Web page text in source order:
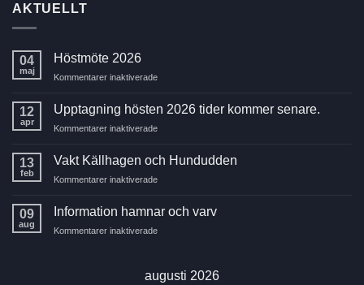
AKTUELLT
04
maj
Höstmöte 2026
Kommentarer inaktiveradeför
2026
12
apr
Upptagning hösten 2026 tider kommer senare.
Kommentarer inaktiveradeför
hösten
tider
senare.
13
feb
Vakt Källhagen och Hundudden
Kommentarer inaktiveradeför
Källhagen
Hundudden
09
aug
Information hamnar och varv
Kommentarer inaktiveradeför
och
augusti 2026